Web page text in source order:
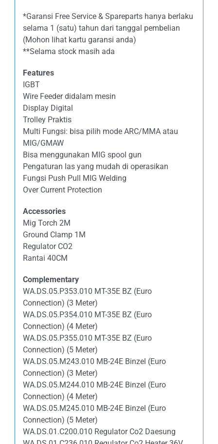
*Garansi Free Service & Spareparts hanya berlaku
selama 1 (satu) tahun dari tanggal pembelian
(Mohon lihat kartu garansi anda)
**Selama stock masih ada
Features
IGBT
Wire Feeder didalam mesin
Display Digital
Trolley Praktis
Multi Fungsi: bisa pilih mode ARC/MMA atau
MIG/GMAW
Bisa menggunakan MIG spool gun
Pengaturan las yang mudah di operasikan
Fungsi Push Pull MIG Welding
Over Current Protection
Accessories
Mig Torch 2M
Ground Clamp 1M
Regulator CO2
Rantai 40CM
Complementary
WA.DS.05.P353.010 MT-35E BZ (Euro
Connection) (3 Meter)
WA.DS.05.P354.010 MT-35E BZ (Euro
Connection) (4 Meter)
WA.DS.05.P355.010 MT-35E BZ (Euro
Connection) (5 Meter)
WA.DS.05.M243.010 MB-24E Binzel (Euro
Connection) (3 Meter)
WA.DS.05.M244.010 MB-24E Binzel (Euro
Connection) (4 Meter)
WA.DS.05.M245.010 MB-24E Binzel (Euro
Connection) (5 Meter)
WA.DS.01.C200.010 Regulator Co2 Daesung